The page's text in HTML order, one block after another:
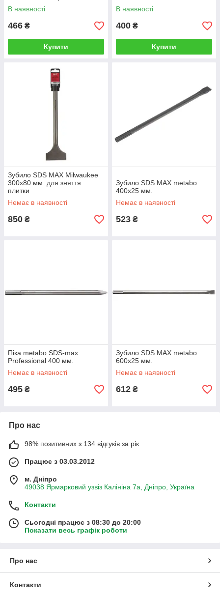
В наявності
466 ₴
Купити
В наявності
400 ₴
Купити
Зубило SDS MAX Milwaukee
300х80 мм. для зняття
плитки
Немає в наявності
850 ₴
Зубило SDS MAX metabo
400х25 мм.
Немає в наявності
523 ₴
Піка metabo SDS-max
Professional 400 мм.
Немає в наявності
495 ₴
Зубило SDS MAX metabo
600х25 мм.
Немає в наявності
612 ₴
Про нас
98% позитивних з 134 відгуків за рік
Працює з 03.03.2012
м. Дніпро
49038 Ярмарковий узвіз Калініна 7а, Дніпро, Україна
Контакти
Сьогодні працює з 08:30 до 20:00
Показати весь графік роботи
Про нас
Контакти